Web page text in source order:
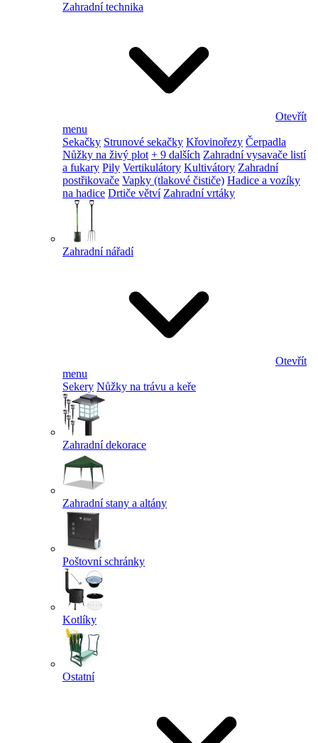
Zahradní technika
Otevřít
menu
Sekačky Strunové sekačky Křovinořezy Čerpadla
Nůžky na živý plot + 9 dalších Zahradní vysavače listí
a fukary Pily Vertikulátory Kultivátory Zahradní
postřikovače Vapky (tlakové čističe) Hadice a vozíky
na hadice Drtiče větví Zahradní vrtáky
Zahradní nářadí
Otevřít
menu
Sekery Nůžky na trávu a keře
Zahradní dekorace
Zahradní stany a altány
Poštovní schránky
Kotlíky
Ostatní